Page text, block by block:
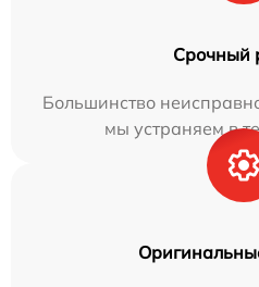
Срочный
Большинство
мы устраняем в